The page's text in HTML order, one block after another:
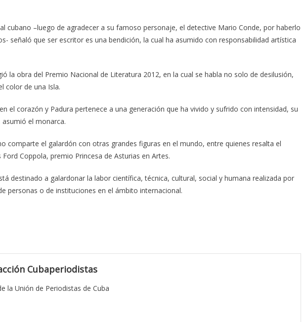
cubano –luego de agradecer a su famoso personaje, el detective Mario Conde, por haberlo
señaló que ser escritor es una bendición, la cual ha asumido con responsabilidad artística
la obra del Premio Nacional de Literatura 2012, en la cual se habla no solo de desilusión,
color de una Isla.
el corazón y Padura pertenece a una generación que ha vivido y sufrido con intensidad, su
el monarca.
comparte el galardón con otras grandes figuras en el mundo, entre quienes resalta el
Coppola, premio Princesa de Asturias en Artes.
destinado a galardonar la labor científica, técnica, cultural, social y humana realizada por
personas o de instituciones en el ámbito internacional.
Cubaperiodistas
la Unión de Periodistas de Cuba